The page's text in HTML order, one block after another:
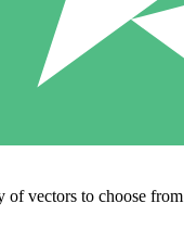
of vectors to choose from